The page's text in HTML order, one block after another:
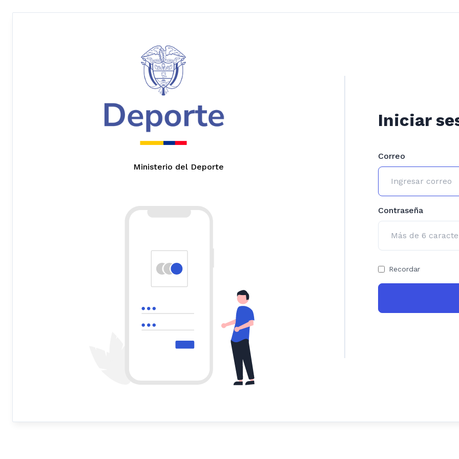
Ministerio del Deporte
Iniciar
Correo
Contraseña
Recordar